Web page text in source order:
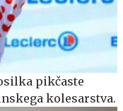
pikčaste
kolesarstva.